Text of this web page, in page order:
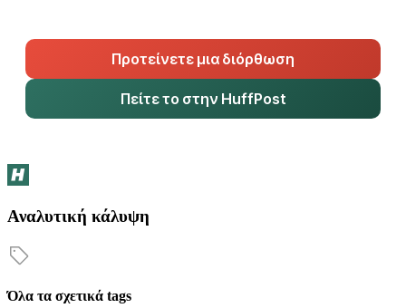
Προτείνετε μια διόρθωση
Πείτε το στην HuffPost
Αναλυτική κάλυψη
Όλα τα σχετικά tags